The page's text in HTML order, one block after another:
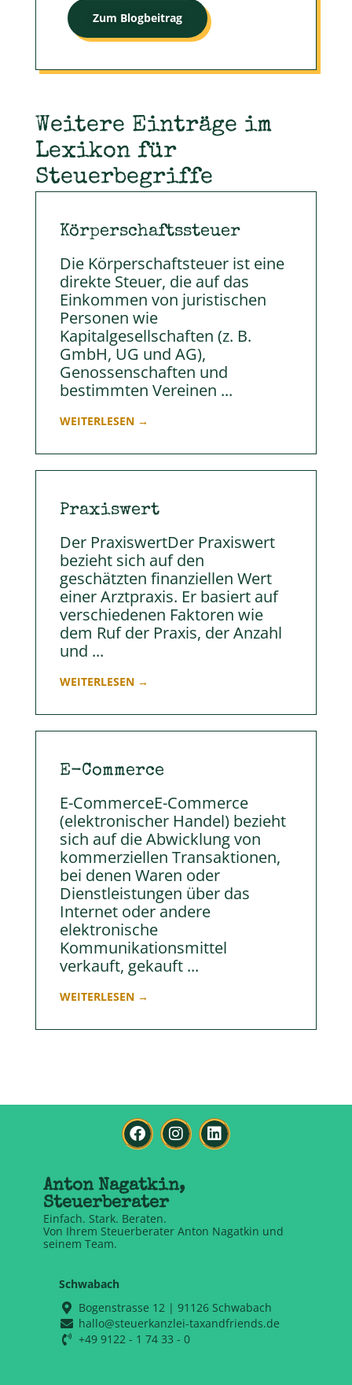
Zum Blogbeitrag
Weitere Einträge im
Lexikon für
Steuerbegriffe
Körperschaftssteuer
Die Körperschaftsteuer ist eine
direkte Steuer, die auf das
Einkommen von juristischen
Personen wie
Kapitalgesellschaften (z. B.
GmbH, UG und AG),
Genossenschaften und
bestimmten Vereinen ...
WEITERLESEN →
Praxiswert
Der PraxiswertDer Praxiswert
bezieht sich auf den
geschätzten finanziellen Wert
einer Arztpraxis. Er basiert auf
verschiedenen Faktoren wie
dem Ruf der Praxis, der Anzahl
und ...
WEITERLESEN →
E-Commerce
E-CommerceE-Commerce
(elektronischer Handel) bezieht
sich auf die Abwicklung von
kommerziellen Transaktionen,
bei denen Waren oder
Dienstleistungen über das
Internet oder andere
elektronische
Kommunikationsmittel
verkauft, gekauft ...
WEITERLESEN →
Anton Nagatkin,
Steuerberater
Einfach. Stark. Beraten.
Von Ihrem Steuerberater Anton Nagatkin und
seinem Team.
Schwabach
Bogenstrasse 12 | 91126 Schwabach
hallo@steuerkanzlei-taxandfriends.de
+49 9122 - 1 74 33 - 0